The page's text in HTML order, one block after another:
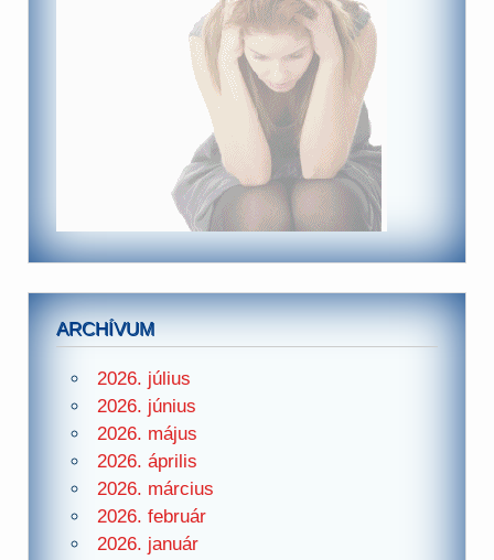
ARCHÍVUM
2026. július
2026. június
2026. május
2026. április
2026. március
2026. február
2026. január